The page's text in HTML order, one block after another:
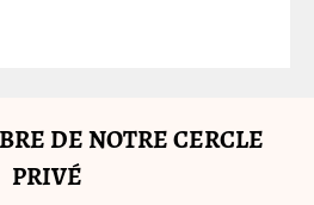
DE NOTRE CERCLE
PRIVÉ